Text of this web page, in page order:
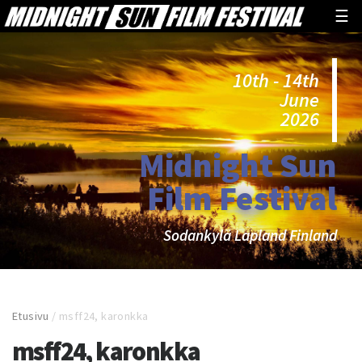
☰
10th - 14th
June
2026
Midnight Sun
Film Festival
Sodankylä Lapland Finland
Etusivu / msff24, karonkka
msff24, karonkka